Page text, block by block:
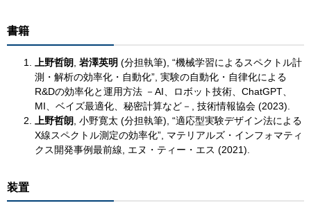
書籍
上野哲朗 岩澤英明 (分担執筆), “機械学習によるスペクトル計
測・解析の効率化・自動化”, 実験の自動化・自律化による
R&Dの効率化と運用方法 －AI、ロボット技術、ChatGPT、
MI、ベイズ最適化、秘密計算など－, 技術情報協会 (2023).
上野哲朗 , 小野寛太 (分担執筆), “適応型実験デザイン法による
X線スペクトル測定の効率化”, マテリアルズ・インフォマティ
クス開発事例最前線, エヌ・ティー・エス (2021).
装置